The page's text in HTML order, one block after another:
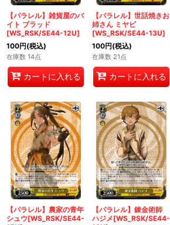
【パラレル】雑貨屋のバ
イト ブラッド
[WS_RSK/SE44-12U]
100円(税込)
在庫数 14点
カートに入れる
【パラレル】世話焼きお
姉さん ミヤビ
[WS_RSK/SE44-13U]
100円(税込)
在庫数 21点
カートに入れる
【パラレル】農家の青年
シュウ[WS_RSK/SE44-
【パラレル】錬金術師
ハジメ[WS_RSK/SE44-